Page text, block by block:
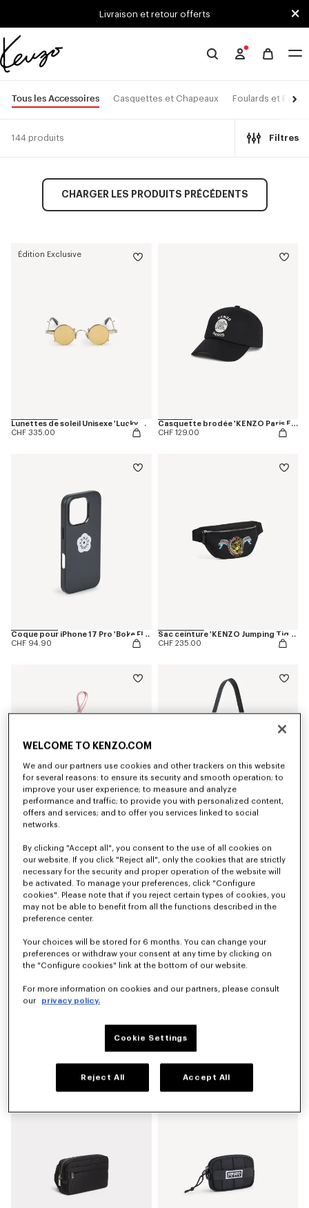
Skip to main content
Skip to footer contentLivraison et retour offerts
Site
KENZO
Tous les Accessoires Casquettes et Chapeaux Foulards et Étoles
144 produits Filtres
CHARGER LES PRODUITS PRÉCÉDENTS
Édition Exclusive
Lunettes de soleil Unisexe 'Lucky Me'
CHF 335.00
Casquette brodée 'KENZO Paris Emblem' en coton
CHF 129.00
Coque pour iPhone 17 Pro 'Boke Flower 2.0'
CHF 94.90
Sac ceinture 'KENZO Jumping Tiger'
CHF 235.00
Charm porte-clés 'KENZO Loves' en cuir
CHF 94.90
CHF 619.00
CHF 285.00
WELCOME TO KENZO.COM
We and our partners use cookies and other trackers on this website
for several reasons: to ensure its security and smooth operation; to
improve your user experience; to measure and analyze
performance and traffic; to provide you with personalized content,
offers and services; and to offer you services linked to social
networks.
By clicking "Accept all", you consent to the use of all cookies on
our website. If you click "Reject all", only the cookies that are strictly
necessary for the security and proper operation of the website will
be activated. To manage your preferences, click "Configure
cookies". Please note that if you reject certain types of cookies, you
may not be able to benefit from all the functions described in the
preference center.
Your choices will be stored for 6 months. You can change your
preferences or withdraw your consent at any time by clicking on
the "Configure cookies" link at the bottom of our website.
For more information on cookies and our partners, please consult
our
privacy policy.
Cookie Settings
Reject All Accept All